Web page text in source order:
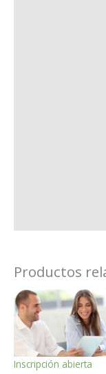
Productos
Inscripción abierta